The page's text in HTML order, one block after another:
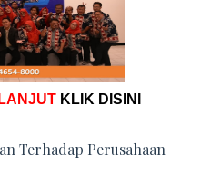
KLIK DISINI
Terhadap Perusahaan